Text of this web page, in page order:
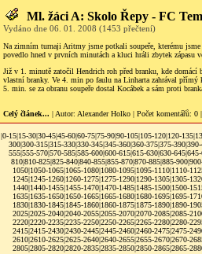
Ml. žáci A: Skolo Řepy - FC
Vydáno dne 06. 01. 2008 (1453 přečtení)
Na zimním turnaji Aritmy jsme potkali soupeře, kterému
povedlo hned v prvních minutách a kluci hráli zbytek zápasu
Již v 1. minutě zatočil Hendrich roh před branku, kde
vlastní branky. Ve 4. min po faulu na Linharta zahrával přímý
5. min. se za obranu soupeře dostal Kocábek a sám proti
Celý článek... | Autor: Alexander Holko | Počet komentářů: 0
|0-15|15-30|30-45|45-60|60-75|75-90|90-105|105-120|120-135|
300|300-315|315-330|330-345|345-360|360-375|375-390|
555|555-570|570-585|585-600|600-615|615-630|630-645|
810|810-825|825-840|840-855|855-870|870-885|885-900|
1050|1050-1065|1065-1080|1080-1095|1095-1110|1110-
1245|1245-1260|1260-1275|1275-1290|1290-1305|1305-
1440|1440-1455|1455-1470|1470-1485|1485-1500|1500-
1635|1635-1650|1650-1665|1665-1680|1680-1695|1695-
1830|1830-1845|1845-1860|1860-1875|1875-1890|1890-
2025|2025-2040|2040-2055|2055-2070|2070-2085|2085-
2220|2220-2235|2235-2250|2250-2265|2265-2280|2280-
2415|2415-2430|2430-2445|2445-2460|2460-2475|2475-
2610|2610-2625|2625-2640|2640-2655|2655-2670|2670-
2805|2805-2820|2820-2835|2835-2850|2850-2865|2865-